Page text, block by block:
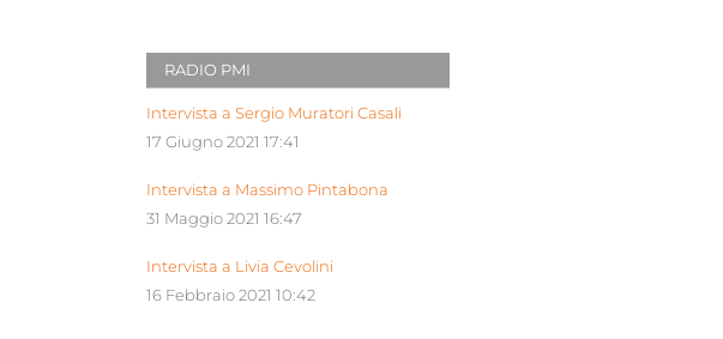
RADIO PMI
Intervista a Sergio Muratori Casali
17 Giugno 2021 17:41
Intervista a Massimo Pintabona
31 Maggio 2021 16:47
Intervista a Livia Cevolini
16 Febbraio 2021 10:42